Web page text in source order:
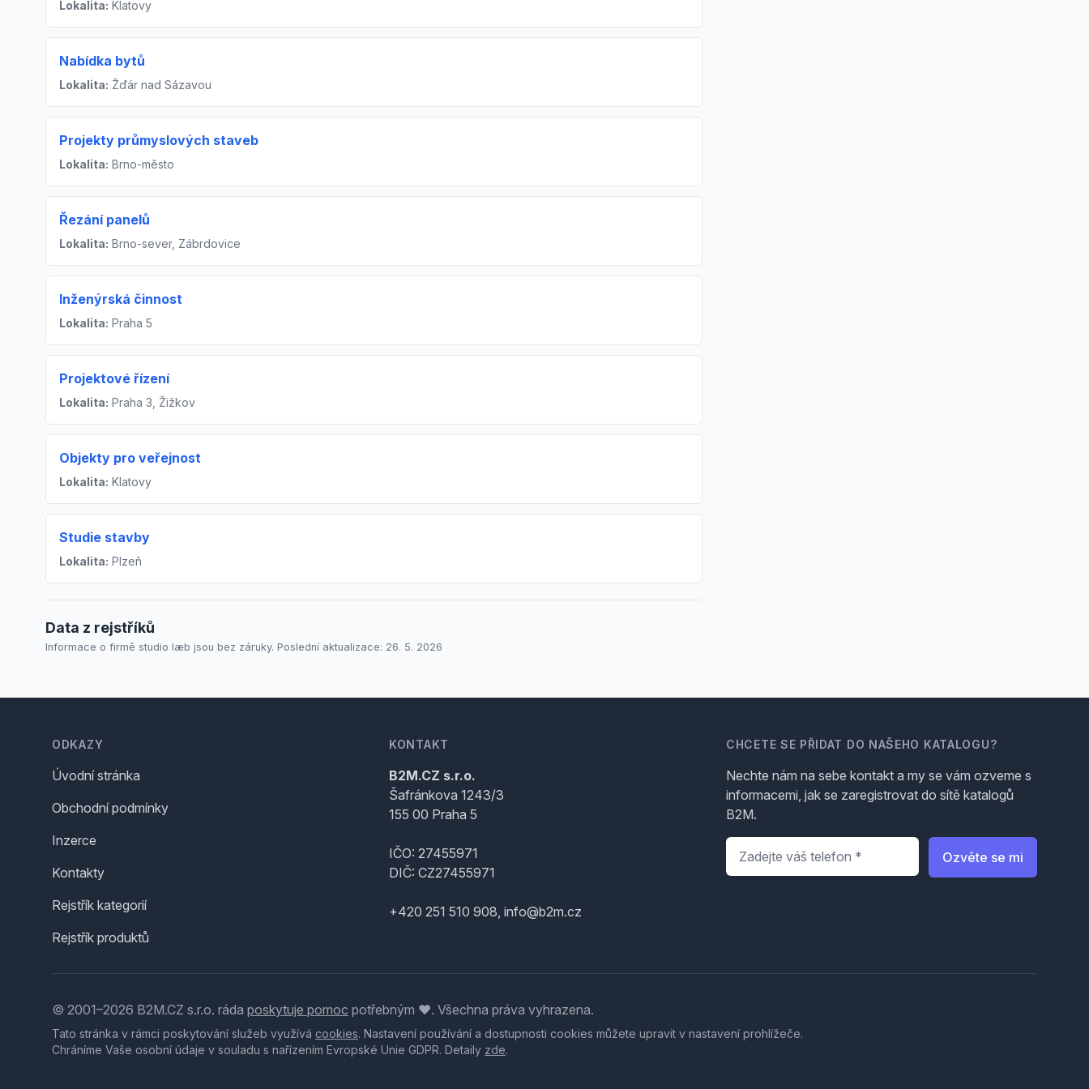
Lokalita: Klatovy
Nabídka bytů
Lokalita: Žďár nad Sázavou
Projekty průmyslových staveb
Lokalita: Brno-město
Řezání panelů
Lokalita: Brno-sever, Zábrdovice
Inženýrská činnost
Lokalita: Praha 5
Projektové řízení
Lokalita: Praha 3, Žižkov
Objekty pro veřejnost
Lokalita: Klatovy
Studie stavby
Lokalita: Plzeň
Data z rejstříků
Informace o firmě studio læb jsou bez záruky. Poslední aktualizace: 26. 5. 2026
ODKAZY
Úvodní stránka
Obchodní podmínky
Inzerce
Kontakty
Rejstřík kategorií
Rejstřík produktů
KONTAKT
B2M.CZ s.r.o.
Šafránkova 1243/3
155 00 Praha 5
IČO: 27455971
DIČ: CZ27455971
+420 251 510 908, info@b2m.cz
CHCETE SE PŘIDAT DO NAŠEHO KATALOGU?
Nechte nám na sebe kontakt a my se vám ozveme s
informacemi, jak se zaregistrovat do sítě katalogů
B2M.
Telefon
Ozvěte se mi
© 2001–2026 B2M.CZ s.r.o. ráda poskytuje pomoc potřebným ♥️. Všechna práva vyhrazena.
Tato stránka v rámci poskytování služeb využívá cookies. Nastavení používání a dostupnosti cookies můžete upravit v nastavení prohlížeče.
Chráníme Vaše osobní údaje v souladu s nařízením Evropské Unie GDPR. Detaily zde.